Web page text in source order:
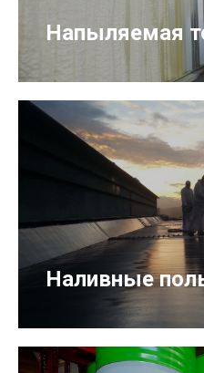
Напыляемая
Наливные